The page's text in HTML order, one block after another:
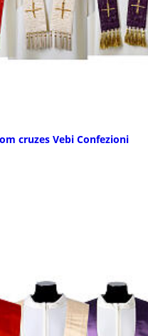
cruzes Vebi Confezioni